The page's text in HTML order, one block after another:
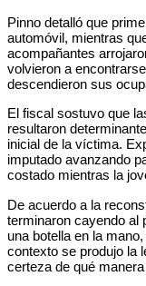
Pinno detalló que
automóvil, mientras
acompañantes
volvieron a
descendieron sus
El fiscal sostuvo que
resultaron
inicial de la víctima.
imputado avanzando
costado mientras la
De acuerdo a la
terminaron cayendo al
una botella en la
contexto se produjo la
certeza de qué